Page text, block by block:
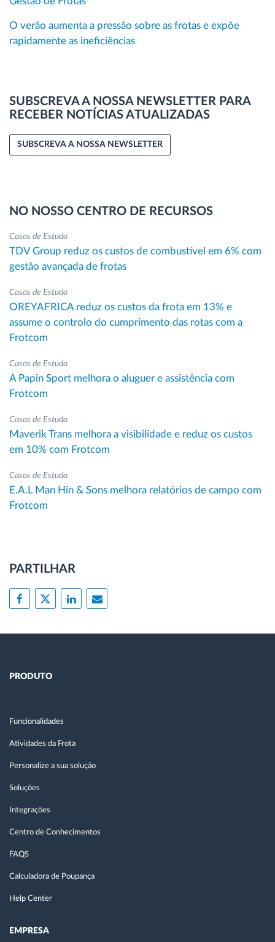
O verão aumenta a pressão sobre as frotas e expõe
rapidamente as ineficiências
SUBSCREVA A NOSSA NEWSLETTER PARA
RECEBER NOTÍCIAS ATUALIZADAS
SUBSCREVA A NOSSA NEWSLETTER
NO NOSSO CENTRO DE RECURSOS
Casos de Estudo
TDV Group reduz os custos de combustível em 6% com
gestão avançada de frotas
Casos de Estudo
OREYAFRICA reduz os custos da frota em 13% e
assume o controlo do cumprimento das rotas com a
Frotcom
Casos de Estudo
A Papin Sport melhora o aluguer e assistência com
Frotcom
Casos de Estudo
Maverik Trans melhora a visibilidade e reduz os custos
em 10% com Frotcom
Casos de Estudo
E.A.L Man Hin & Sons melhora relatórios de campo com
Frotcom
PARTILHAR
PRODUTO
Funcionalidades
Atividades da Frota
Personalize a sua solução
Soluções
Integrações
Centro de Conhecimentos
FAQS
Calculadora de Poupança
Help Center
EMPRESA